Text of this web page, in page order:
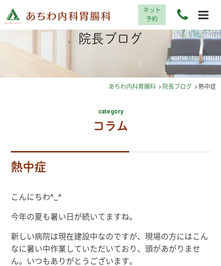
ネット
予約
院長ブログ
あちわ内科胃腸科 院長ブログ 熱中症
category
コラム
熱中症
こんにちわ^_^
今年の夏も暑い日が続いてますね。
新しい病院は現在建設中なのですが、現場の方にはこん
なに暑い中作業していただいており、頭があがりませ
ん。いつもありがとうございます。